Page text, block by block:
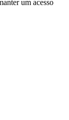
um acesso